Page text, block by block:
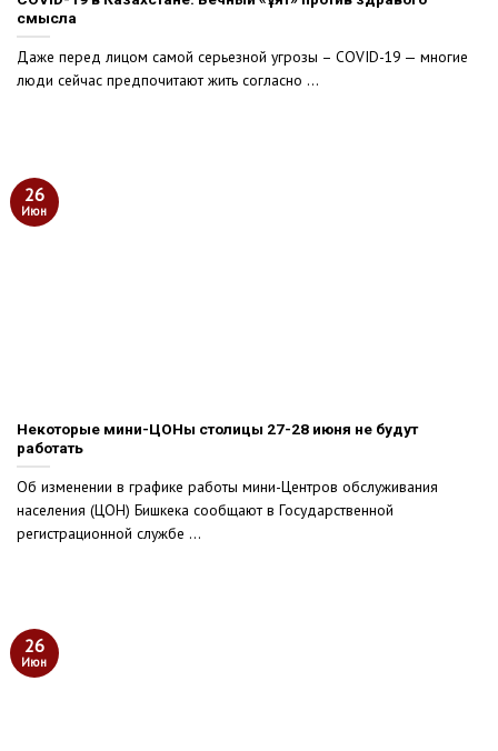
смысла
Даже перед лицом самой серьезной угрозы – COVID-19 — многие
люди сейчас предпочитают жить согласно ...
Некоторые мини-ЦОНы столицы 27-28 июня не будут
работать
Об изменении в графике работы мини-Центров обслуживания
населения (ЦОН) Бишкека сообщают в Государственной
регистрационной службе ...
26
Июн
26
Июн